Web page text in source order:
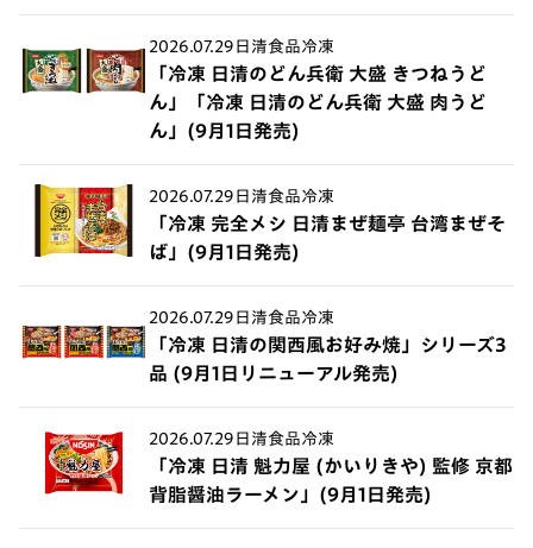
2026.07.29 日清食品冷凍
「冷凍 日清のどん兵衛 大盛 きつねうど
ん」「冷凍 日清のどん兵衛 大盛 肉うど
ん」(9月1日発売)
2026.07.29 日清食品冷凍
「冷凍 完全メシ 日清まぜ麺亭 台湾まぜそ
ば」(9月1日発売)
2026.07.29 日清食品冷凍
「冷凍 日清の関西風お好み焼」シリーズ3
品 (9月1日リニューアル発売)
2026.07.29 日清食品冷凍
「冷凍 日清 魁力屋 (かいりきや) 監修 京都
背脂醤油ラーメン」(9月1日発売)